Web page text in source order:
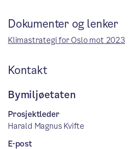
Dokumenter og lenker
Klimastrategi for Oslo mot 2023
Kontakt
Bymiljøetaten
Prosjektleder
Harald Magnus Kvifte
E-post